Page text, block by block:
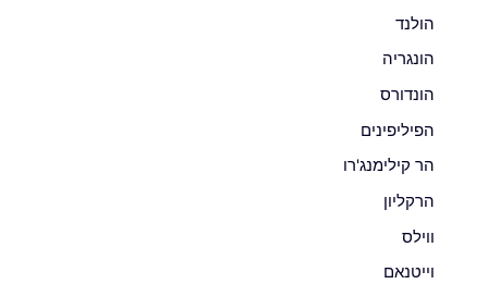
הולנד
הונגריה
הונדורס
הפיליפינים
הר קילימנג'רו
הרקליון
ווילס
וייטנאם